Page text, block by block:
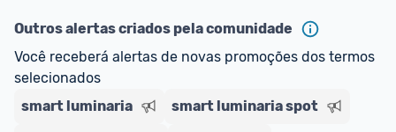
Outros alertas criados pela comunidade
Você receberá alertas de novas promoções dos termos
selecionados
smart luminaria
smart luminaria spot